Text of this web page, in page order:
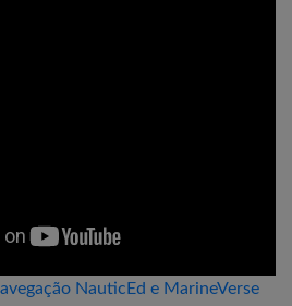
NauticEd e MarineVerse